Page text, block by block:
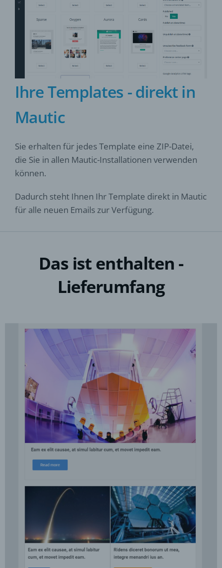
Ihre Templates - direkt in
Mautic
Sie erhalten für jedes Template eine ZIP-Datei,
die Sie in allen Mautic-Installationen verwenden
können.
Dadurch steht Ihnen Ihr Template direkt in Mautic
für alle neuen Emails zur Verfügung.
Das ist enthalten -
Lieferumfang